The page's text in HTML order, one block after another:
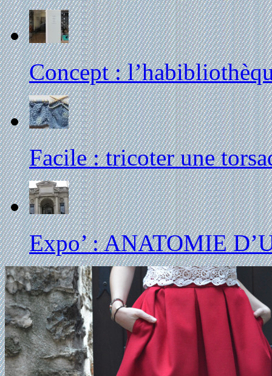
Concept :
Facile : tricoter une
Expo’ : ANATOMIE